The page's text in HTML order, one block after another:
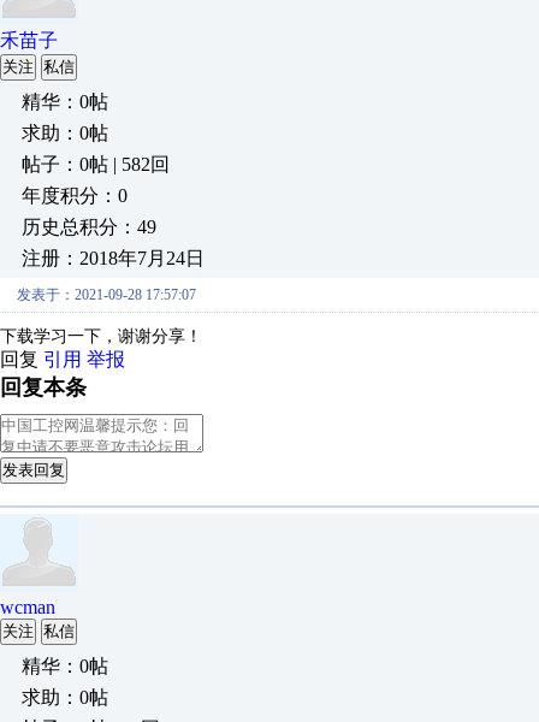
禾苗子
关注 私信
精华：0帖
求助：0帖
帖子：0帖 | 582回
年度积分：0
历史总积分：49
注册：2018年7月24日
发表于：2021-09-28 17:57:07
下载学习一下，谢谢分享！
回复 引用 举报
回复本条
发表回复
wcman
关注 私信
精华：0帖
求助：0帖